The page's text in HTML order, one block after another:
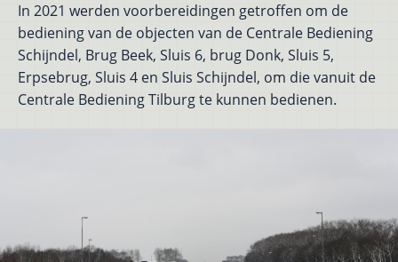
In 2021 werden voorbereidingen getroffen om de
bediening van de objecten van de Centrale Bediening
Schijndel, Brug Beek, Sluis 6, brug Donk, Sluis 5,
Erpsebrug, Sluis 4 en Sluis Schijndel, om die vanuit de
Centrale Bediening Tilburg te kunnen bedienen.